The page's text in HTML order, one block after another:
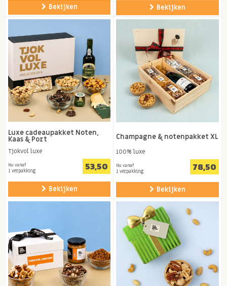
Bekijken Bekijken
Luxe cadeaupakket Noten,
Kaas & Port
Tjokvol luxe
Nu vanaf
1 verpakking 53,50
Bekijken
Champagne & notenpakket XL
100% luxe
Nu vanaf
1 verpakking 78,50
Bekijken